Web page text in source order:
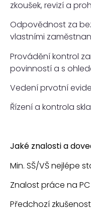
zkoušek, revizí a
Odpovědnost za
vlastními
Provádění kontrol
povinností a s
Vedení prvotní
Řízení a kontrola
Jaké znalosti a
Min. SŠ/VŠ nejlépe
Znalost práce na PC
Předchozí